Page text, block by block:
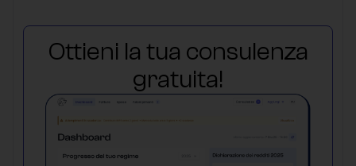
Ottieni la tua consulenza
gratuita!